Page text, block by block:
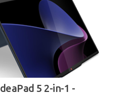
15AHP10 - 83JG002WSC